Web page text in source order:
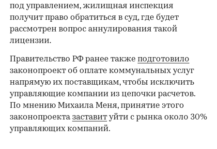
под управлением, жилищная инспекция
получит право обратиться в суд, где будет
рассмотрен вопрос аннулирования такой
лицензии.
Правительство РФ ранее также подготовило
законопроект об оплате коммунальных услуг
напрямую их поставщикам, чтобы исключить
управляющие компании из цепочки расчетов.
По мнению Михаила Меня, принятие этого
законопроектазаставит уйти с рынка около 30%
управляющих компаний.